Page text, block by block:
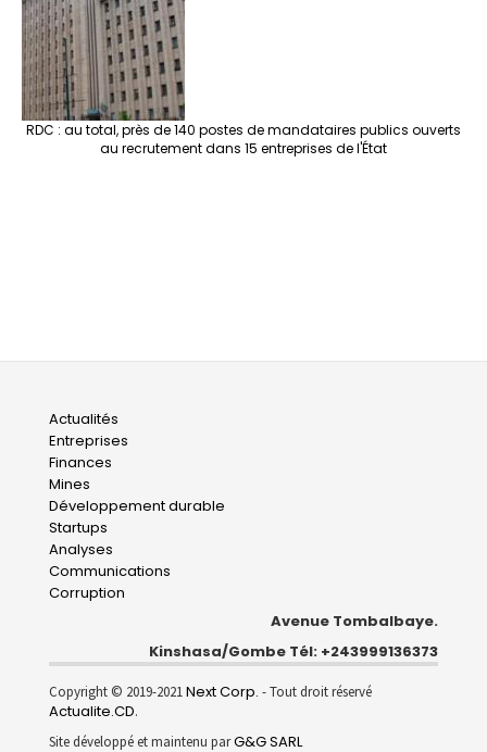
RDC : au total, près de 140 postes de mandataires publics ouverts
au recrutement dans 15 entreprises de l'État
Main
navigation
Actualités
Entreprises
Finances
Mines
Développement durable
Startups
Analyses
Communications
Corruption
Avenue Tombalbaye.
Kinshasa/Gombe Tél: +243999136373
Copyright © 2019-2021Next Corp. - Tout droit réservé
Actualite.CD.
Site développé et maintenu parG&G SARL